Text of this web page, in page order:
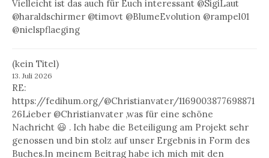
Vielleicht ist das auch für Euch interessant @SigiLaut
@haraldschirmer @timovt @BlumeEvolution @rampel01
@nielspflaeging
(kein Titel)
13. Juli 2026
RE:
https://fedihum.org/@Christianvater/1169003877698871
26Lieber @Christianvater ,was für eine schöne
Nachricht 😃 . Ich habe die Beteiligung am Projekt sehr
genossen und bin stolz auf unser Ergebnis in Form des
Buches.In meinem Beitrag habe ich mich mit den